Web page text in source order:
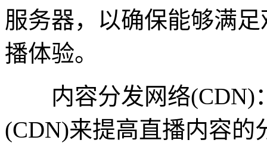
服务器，以确保能够满
播体验。
内容分发网络(CDN)
(CDN)来提高直播内容的